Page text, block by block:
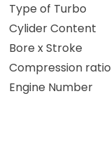
Type of Turbo
Cylider Content
Bore x Stroke
Compression ratio
Engine Number